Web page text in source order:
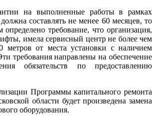
на выполненные работы в рамках
составлять не менее 60 месяцев, то
требование, что организация,
имела сервисный центр не более чем
метров от места установки с наличием
требования направлены на обеспечение
обязательств по предоставлению
Программы капитального ремонта
области будет произведена замена
оборудования.